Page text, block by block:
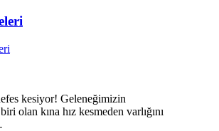
kesiyor! Geleneğimizin
olan kına hız kesmeden varlığını